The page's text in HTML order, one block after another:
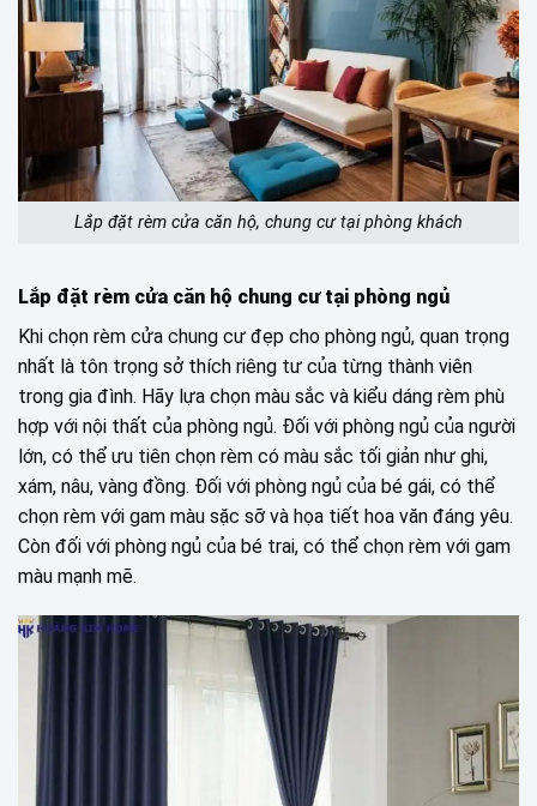
Lắp đặt rèm cửa căn hộ, chung cư tại phòng khách
Lắp đặt rèm cửa căn hộ chung cư tại phòng ngủ
Khi chọn rèm cửa chung cư đẹp cho phòng ngủ, quan trọng
nhất là tôn trọng sở thích riêng tư của từng thành viên
trong gia đình. Hãy lựa chọn màu sắc và kiểu dáng rèm phù
hợp với nội thất của phòng ngủ. Đối với phòng ngủ của người
lớn, có thể ưu tiên chọn rèm có màu sắc tối giản như ghi,
xám, nâu, vàng đồng. Đối với phòng ngủ của bé gái, có thể
chọn rèm với gam màu sặc sỡ và họa tiết hoa văn đáng yêu.
Còn đối với phòng ngủ của bé trai, có thể chọn rèm với gam
màu mạnh mẽ.